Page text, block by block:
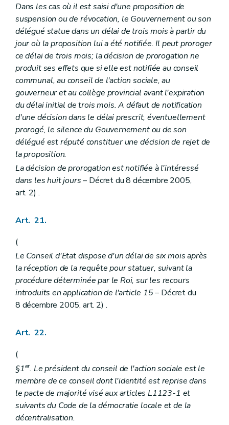
Dans les cas où il est saisi d'une proposition de
suspension ou de révocation, le Gouvernement ou son
délégué statue dans un délai de trois mois à partir du
jour où la proposition lui a été notifiée. Il peut proroger
ce délai de trois mois; la décision de prorogation ne
produit ses effets que si elle est notifiée au conseil
communal, au conseil de l'action sociale, au
gouverneur et au collège provincial avant l'expiration
du délai initial de trois mois. A défaut de notification
d'une décision dans le délai prescrit, éventuellement
prorogé, le silence du Gouvernement ou de son
délégué est réputé constituer une décision de rejet de
la proposition.
La décision de prorogation est notifiée à l'intéressé
dans les huit jours– Décret du 8 décembre 2005,
art. 2) .
Art. 21.
(
Le Conseil d'Etat dispose d'un délai de six mois après
la réception de la requête pour statuer, suivant la
procédure déterminée par le Roi, sur les recours
introduits en application de l'article 15– Décret du
8 décembre 2005, art. 2) .
Art. 22.
(
§1er. Le président du conseil de l'action sociale est le
membre de ce conseil dont l'identité est reprise dans
le pacte de majorité visé aux articles L1123-1 et
suivants du Code de la démocratie locale et de la
décentralisation.